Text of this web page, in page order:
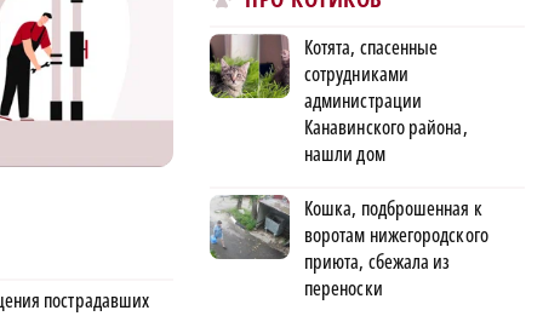
пострадавших
Котята, спасенные
сотрудниками
администрации
Канавинского района,
нашли дом
Кошка, подброшенная к
воротам нижегородского
приюта, сбежала из
переноски